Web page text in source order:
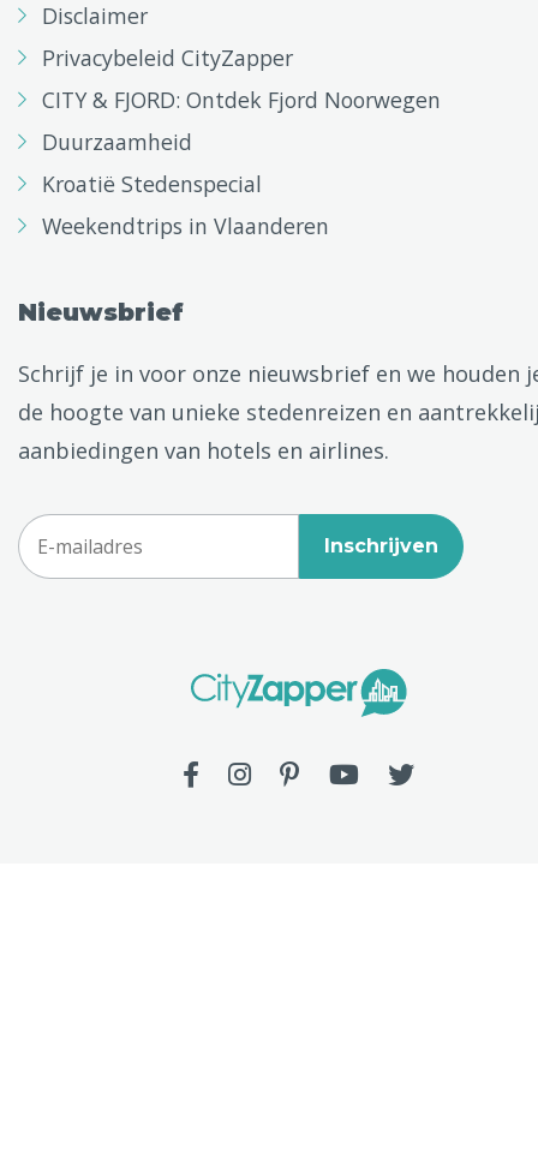
Disclaimer
Privacybeleid CityZapper
CITY & FJORD: Ontdek Fjord Noorwegen
Duurzaamheid
Kroatië Stedenspecial
Weekendtrips in Vlaanderen
Nieuwsbrief
Schrijf je in voor onze nieuwsbrief en we houden
de hoogte van unieke stedenreizen en
aanbiedingen van hotels en airlines.
Inschrijven